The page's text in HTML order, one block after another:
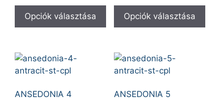
Opciók választása Opciók választása
ANSEDONIA 4 ANSEDONIA 5